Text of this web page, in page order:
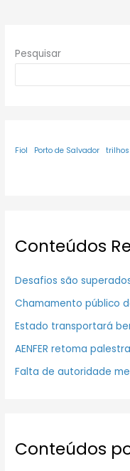
Pesquisar
Fiol Porto de Salvador trilhos
Conteúdos
Desafios são
Chamamento público
Estado transportará
AENFER retoma
Falta de autoridade
Conteúdos